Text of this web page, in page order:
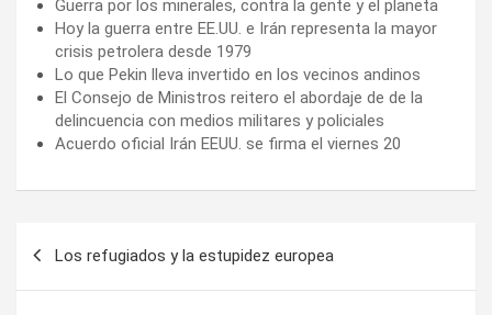
Guerra por los minerales, contra la gente y el planeta
Hoy la guerra entre EE.UU. e Irán representa la mayor
crisis petrolera desde 1979
Lo que Pekin lleva invertido en los vecinos andinos
El Consejo de Ministros reitero el abordaje de de la
delincuencia con medios militares y policiales
Acuerdo oficial Irán EEUU. se firma el viernes 20
Los refugiados y la estupidez europea